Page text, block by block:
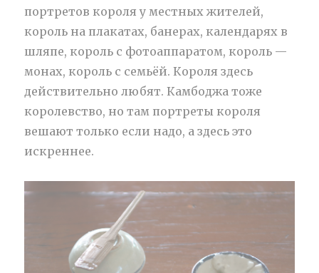
портретов короля у местных жителей,
король на плакатах, банерах, календарях в
шляпе, король с фотоаппаратом, король —
монах, король с семьёй. Короля здесь
действительно любят. Камбоджа тоже
королевство, но там портреты короля
вешают только если надо, а здесь это
искреннее.